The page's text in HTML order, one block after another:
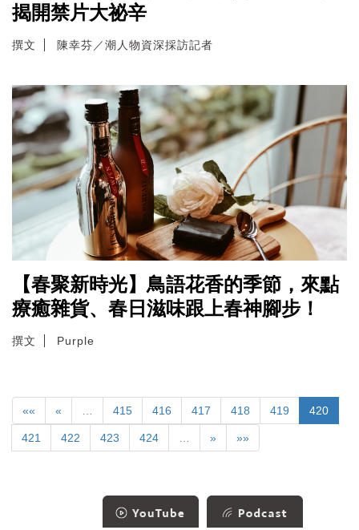
揭開禁片大祕辛
撰文 陳幸芬／潮人物資深採訪記者
【春聚新時光】鳥語花香的季節，來點
療癒雜貨、春日滋味跟上春神腳步！
撰文 Purple
«« « 415 416 417 418 419 420
421 422 423 424 » »»